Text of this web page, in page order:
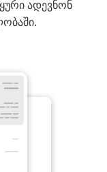
ადევნონ